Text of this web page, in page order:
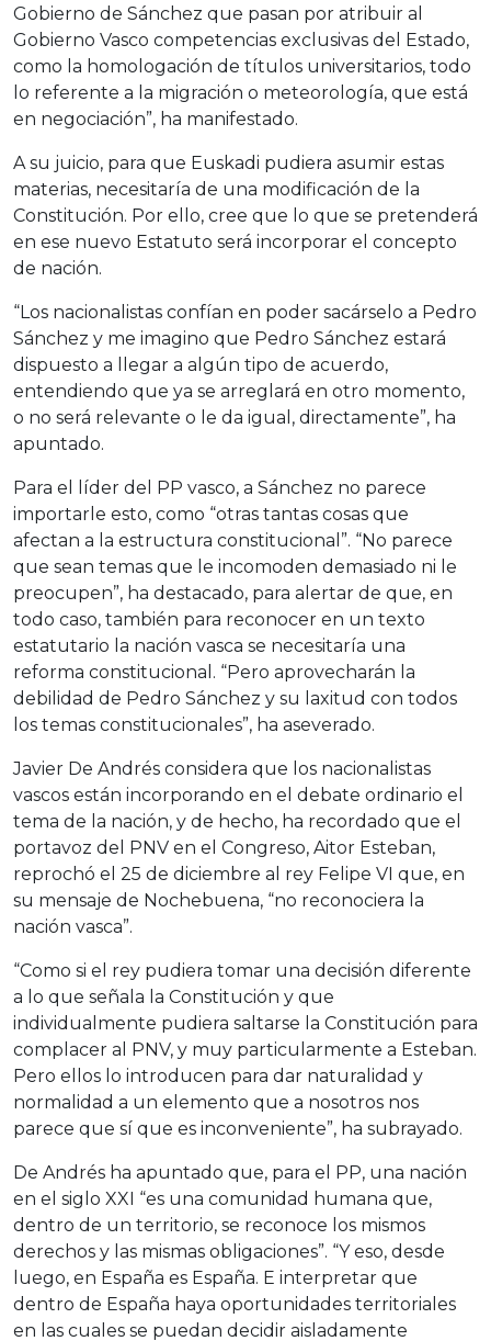
Gobierno de Sánchez que pasan por atribuir al
Gobierno Vasco competencias exclusivas del Estado,
como la homologación de títulos universitarios, todo
lo referente a la migración o meteorología, que está
en negociación”, ha manifestado.
A su juicio, para que Euskadi pudiera asumir estas
materias, necesitaría de una modificación de la
Constitución. Por ello, cree que lo que se pretenderá
en ese nuevo Estatuto será incorporar el concepto
de nación.
“Los nacionalistas confían en poder sacárselo a Pedro
Sánchez y me imagino que Pedro Sánchez estará
dispuesto a llegar a algún tipo de acuerdo,
entendiendo que ya se arreglará en otro momento,
o no será relevante o le da igual, directamente”, ha
apuntado.
Para el líder del PP vasco, a Sánchez no parece
importarle esto, como “otras tantas cosas que
afectan a la estructura constitucional”. “No parece
que sean temas que le incomoden demasiado ni le
preocupen”, ha destacado, para alertar de que, en
todo caso, también para reconocer en un texto
estatutario la nación vasca se necesitaría una
reforma constitucional. “Pero aprovecharán la
debilidad de Pedro Sánchez y su laxitud con todos
los temas constitucionales”, ha aseverado.
Javier De Andrés considera que los nacionalistas
vascos están incorporando en el debate ordinario el
tema de la nación, y de hecho, ha recordado que el
portavoz del PNV en el Congreso, Aitor Esteban,
reprochó el 25 de diciembre al rey Felipe VI que, en
su mensaje de Nochebuena, “no reconociera la
nación vasca”.
“Como si el rey pudiera tomar una decisión diferente
a lo que señala la Constitución y que
individualmente pudiera saltarse la Constitución para
complacer al PNV, y muy particularmente a Esteban.
Pero ellos lo introducen para dar naturalidad y
normalidad a un elemento que a nosotros nos
parece que sí que es inconveniente”, ha subrayado.
De Andrés ha apuntado que, para el PP, una nación
en el siglo XXI “es una comunidad humana que,
dentro de un territorio, se reconoce los mismos
derechos y las mismas obligaciones”. “Y eso, desde
luego, en España es España. E interpretar que
dentro de España haya oportunidades territoriales
en las cuales se puedan decidir aisladamente